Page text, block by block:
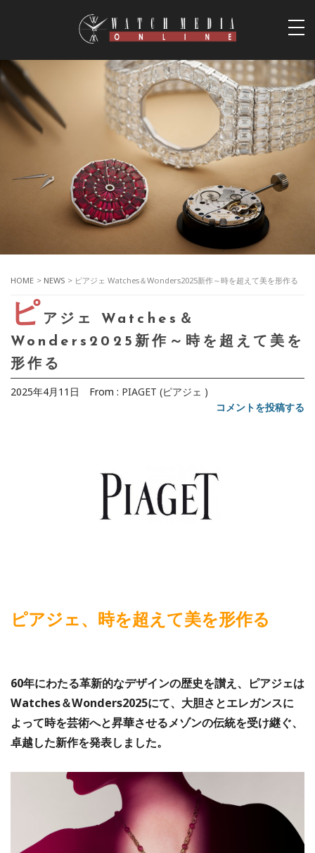
HOME > NEWS > ピアジェ Watches＆Wonders2025新作～時を超えて美を形作る
ピ アジェ Watches＆
Wonders2025新作～時を超えて美を
形作る
2025年4月11日 From : PIAGET (ピアジェ )
コメントを投稿する
ピアジェ、時を超えて美を形作る
60年にわたる革新的なデザインの歴史を讃え、ピアジェは
Watches＆Wonders2025にて、大胆さとエレガンスに
よって時を芸術へと昇華させるメゾンの伝統を受け継ぐ、
卓越した新作を発表しました。